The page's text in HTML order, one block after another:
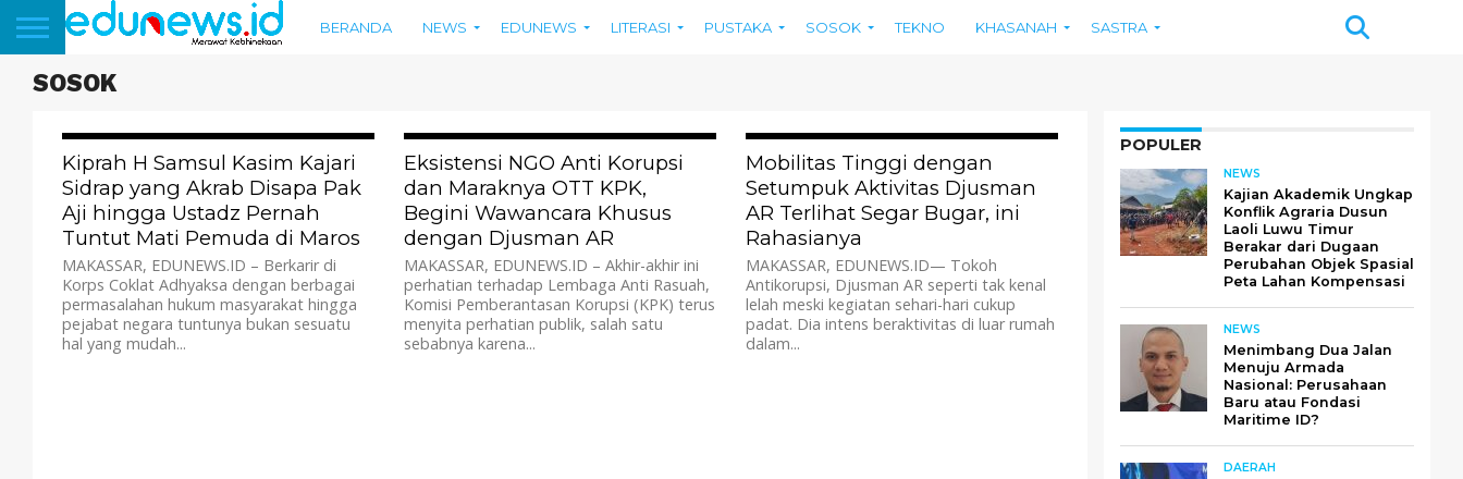
BERANDA NEWS EDUNEWS LITERASI PUSTAKA SOSOK TEKNO KHASANAH SASTRA
SOSOK
Kiprah H Samsul Kasim Kajari
Sidrap yang Akrab Disapa Pak
Aji hingga Ustadz Pernah
Tuntut Mati Pemuda di Maros
MAKASSAR, EDUNEWS.ID – Berkarir di
Korps Coklat Adhyaksa dengan berbagai
permasalahan hukum masyarakat hingga
pejabat negara tuntunya bukan sesuatu
hal yang mudah...
Eksistensi NGO Anti Korupsi
dan Maraknya OTT KPK,
Begini Wawancara Khusus
dengan Djusman AR
MAKASSAR, EDUNEWS.ID – Akhir-akhir ini
perhatian terhadap Lembaga Anti Rasuah,
Komisi Pemberantasan Korupsi (KPK) terus
menyita perhatian publik, salah satu
sebabnya karena...
Mobilitas Tinggi dengan
Setumpuk Aktivitas Djusman
AR Terlihat Segar Bugar, ini
Rahasianya
MAKASSAR, EDUNEWS.ID— Tokoh
Antikorupsi, Djusman AR seperti tak kenal
lelah meski kegiatan sehari-hari cukup
padat. Dia intens beraktivitas di luar rumah
dalam...
POPULER
NEWS
Kajian Akademik Ungkap
Konflik Agraria Dusun
Laoli Luwu Timur
Berakar dari Dugaan
Perubahan Objek Spasial
Peta Lahan Kompensasi
NEWS
Menimbang Dua Jalan
Menuju Armada
Nasional: Perusahaan
Baru atau Fondasi
Maritime ID?
DAERAH